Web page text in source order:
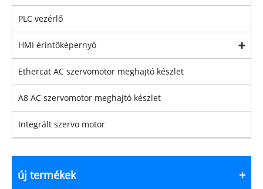
PLC vezérlő
HMI érintőképernyő
Ethercat AC szervomotor meghajtó készlet
A8 AC szervomotor meghajtó készlet
Integrált szervo motor
új termékek